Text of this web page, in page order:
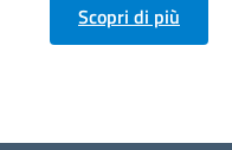
Scopri di più